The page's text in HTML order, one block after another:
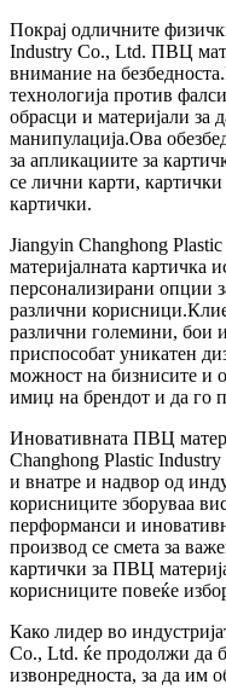
Покрај одличните
Industry Co., Ltd. ПВЦ
внимание на
технологија против
обрасци и материјали за
манипулација.Ова
за апликациите за
се лични карти,
картички.
Jiangyin Changhong
материјалната картичка
персонализирани опции
различни
различни големини, бои
приспособат уникатен
можност на бизнисите и
имиџ на брендот и да го
Иновативната ПВЦ
Changhong Plastic
и внатре и надвор од
корисниците зборуваа
перформанси и
производ се смета за
картички за ПВЦ
корисниците повеќе
Како лидер во
Co., Ltd. ќе продолжи да
извонредноста, за да им